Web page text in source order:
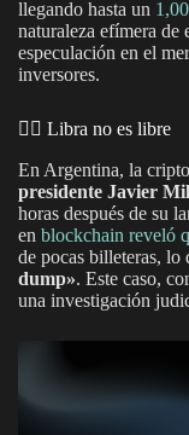
llegando hasta un
naturaleza efímera de
especulación en el
inversores.
🙂‍↕️ Libra no es libre
En Argentina, la
presidente Javier
horas después de su
en blockchain reveló
de pocas billeteras, lo
dump». Este caso,
una investigación